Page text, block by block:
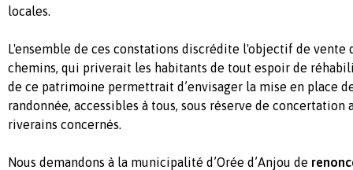
locales.
L'ensemble de ces constations discrédite l'objectif de vente
chemins, qui priverait les habitants de tout espoir de
de ce patrimoine permettrait d’envisager la mise en place
randonnée, accessibles à tous, sous réserve de
riverains concernés.
Nous demandons à la municipalité d’Orée d’Anjou de